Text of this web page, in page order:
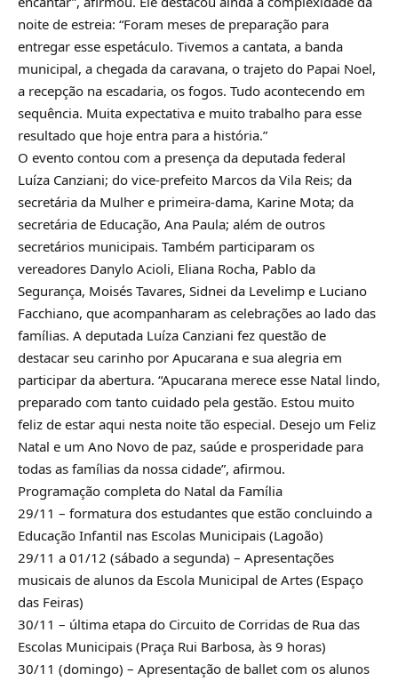
noite de estreia: “Foram meses de preparação para
entregar esse espetáculo. Tivemos a cantata, a banda
municipal, a chegada da caravana, o trajeto do Papai Noel,
a recepção na escadaria, os fogos. Tudo acontecendo em
sequência. Muita expectativa e muito trabalho para esse
resultado que hoje entra para a história.”
O evento contou com a presença da deputada federal
Luíza Canziani; do vice-prefeito Marcos da Vila Reis; da
secretária da Mulher e primeira-dama, Karine Mota; da
secretária de Educação, Ana Paula; além de outros
secretários municipais. Também participaram os
vereadores Danylo Acioli, Eliana Rocha, Pablo da
Segurança, Moisés Tavares, Sidnei da Levelimp e Luciano
Facchiano, que acompanharam as celebrações ao lado das
famílias. A deputada Luíza Canziani fez questão de
destacar seu carinho por Apucarana e sua alegria em
participar da abertura. “Apucarana merece esse Natal lindo,
preparado com tanto cuidado pela gestão. Estou muito
feliz de estar aqui nesta noite tão especial. Desejo um Feliz
Natal e um Ano Novo de paz, saúde e prosperidade para
todas as famílias da nossa cidade”, afirmou.
Programação completa do Natal da Família
29/11 – formatura dos estudantes que estão concluindo a
Educação Infantil nas Escolas Municipais (Lagoão)
29/11 a 01/12 (sábado a segunda) – Apresentações
musicais de alunos da Escola Municipal de Artes (Espaço
das Feiras)
30/11 – última etapa do Circuito de Corridas de Rua das
Escolas Municipais (Praça Rui Barbosa, às 9 horas)
30/11 (domingo) – Apresentação de ballet com os alunos